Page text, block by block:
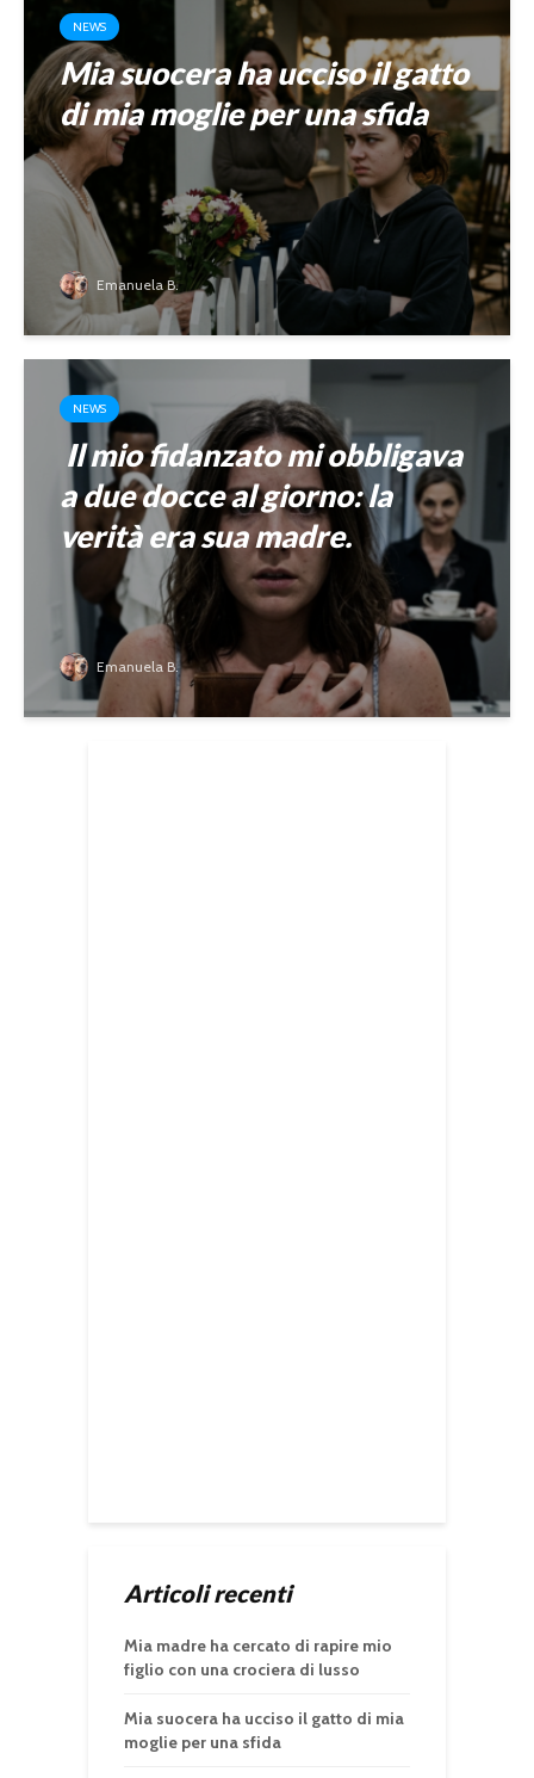
NEWS
Mia suocera ha ucciso il gatto
di mia moglie per una sfida
Emanuela B.
NEWS
Il mio fidanzato mi obbligava
a due docce al giorno: la
verità era sua madre.
Emanuela B.
Articoli recenti
Mia madre ha cercato di rapire mio
figlio con una crociera di lusso
Mia suocera ha ucciso il gatto di mia
moglie per una sfida